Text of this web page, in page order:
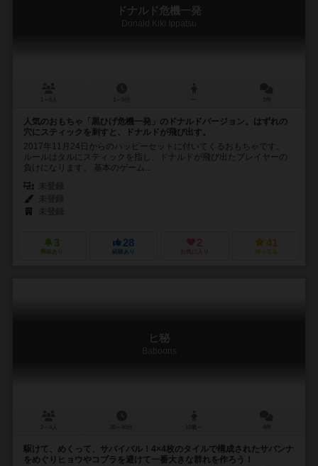
ドナルド危機一発
Donald Kiki Ippatsu
人気のおもちゃ「黒ひげ危機一発」のドナルドバージョン。はずれの
穴にスティックを刺すと、ドナルドが飛び出す。
2017年11月24日からのハッピーセットに付いてくるおもちゃです。
ルールはタルにスティックを指し、ドナルドが飛び出たプレイヤーの
負けになります。 基本のゲーム...
3
興味あり
28
経験あり
2
お気に入り
41
持ってる
ヒ秘
Baboons
駆けて、めくって、サバイバル！4×4枚のタイルで構成されたサバンナ
をめぐりヒョウやコブラを避けて一番大きな群れを作ろう！